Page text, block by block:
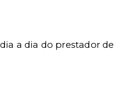
a dia do prestador de